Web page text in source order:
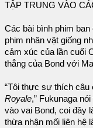
TẬP TRUNG VÀO
Các bài bình phim
phim nhân vật giống
cảm xúc của lần cuối
thẳng của Bond với
“Tôi thực sự thích câu
Royale,” Fukunaga
vào vai Bond, coi đây
thừa nhận mối liên hệ